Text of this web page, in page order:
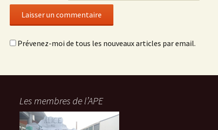
Prévenez-moi de tous les nouveaux articles par email.
Les membres de l’APE